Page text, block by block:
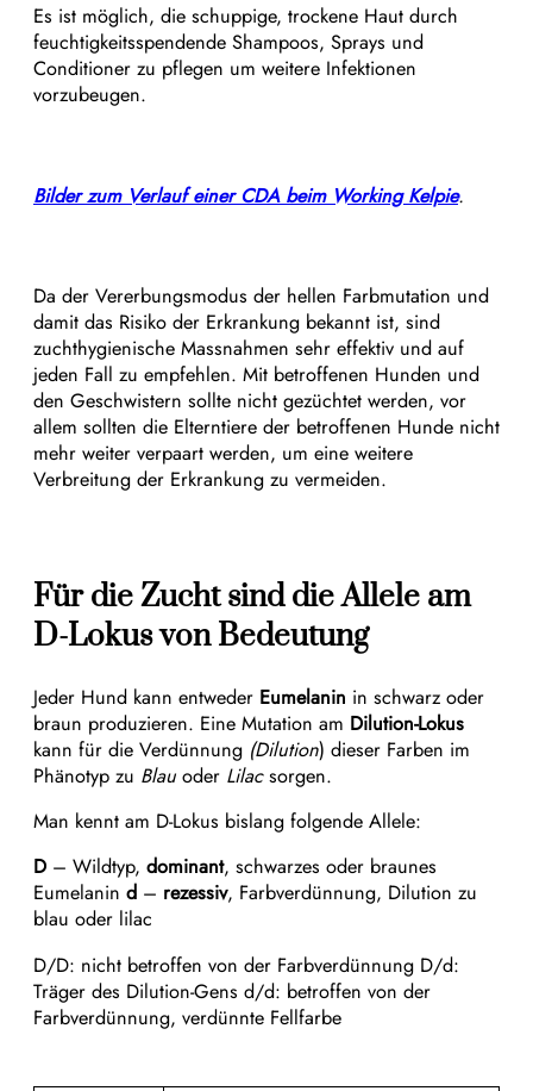
Es ist möglich, die schuppige, trockene Haut durch
feuchtigkeitsspendende Shampoos, Sprays und
Conditioner zu pflegen um weitere Infektionen
vorzubeugen.
Bilder zum Verlauf einer CDA beim Working Kelpie.
Da der Vererbungsmodus der hellen Farbmutation und
damit das Risiko der Erkrankung bekannt ist, sind
zuchthygienische Massnahmen sehr effektiv und auf
jeden Fall zu empfehlen. Mit betroffenen Hunden und
den Geschwistern sollte nicht gezüchtet werden, vor
allem sollten die Elterntiere der betroffenen Hunde nicht
mehr weiter verpaart werden, um eine weitere
Verbreitung der Erkrankung zu vermeiden.
Für die Zucht sind die Allele am
D-Lokus von Bedeutung
Jeder Hund kann entweder Eumelanin in schwarz oder
braun produzieren. Eine Mutation am Dilution-Lokus
kann für die Verdünnung (Dilution) dieser Farben im
Phänotyp zu Blau oder Lilacsorgen.
Man kennt am D-Lokus bislang folgende Allele:
D – Wildtyp, dominant, schwarzes oder braunes
Eumelanin d – rezessiv, Farbverdünnung, Dilution zu
blau oder lilac
D/D: nicht betroffen von der Farbverdünnung D/d:
Träger des Dilution-Gens d/d: betroffen von der
Farbverdünnung, verdünnte Fellfarbe